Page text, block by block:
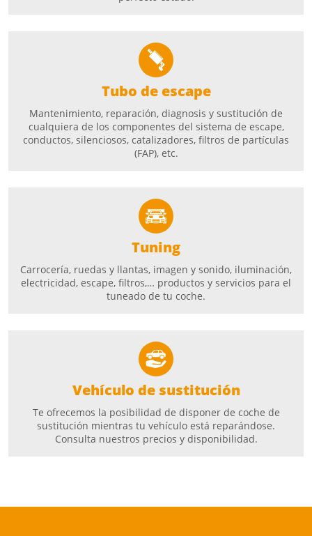
Tubo de escape
Mantenimiento, reparación, diagnosis y sustitución de
cualquiera de los componentes del sistema de escape,
conductos, silenciosos, catalizadores, filtros de partículas
(FAP), etc.
Tuning
Carrocería, ruedas y llantas, imagen y sonido, iluminación,
electricidad, escape, filtros,… productos y servicios para el
tuneado de tu coche.
Vehículo de sustitución
Te ofrecemos la posibilidad de disponer de coche de
sustitución mientras tu vehículo está reparándose.
Consulta nuestros precios y disponibilidad.